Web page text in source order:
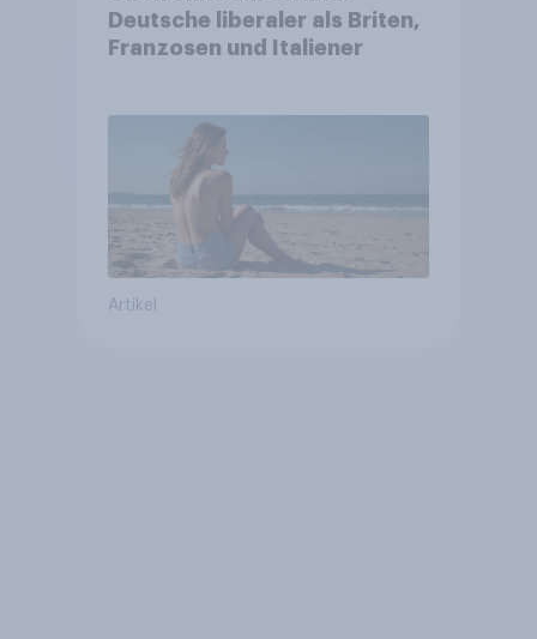
Deutsche liberaler als Briten,
Franzosen und Italiener
Artikel